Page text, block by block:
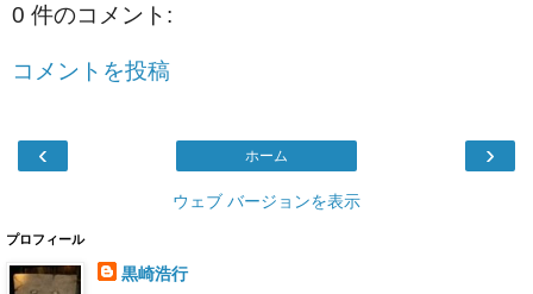
0 件のコメント:
コメントを投稿
‹ ›
ホーム
ウェブ バージョンを表示
プロフィール
黒崎浩行